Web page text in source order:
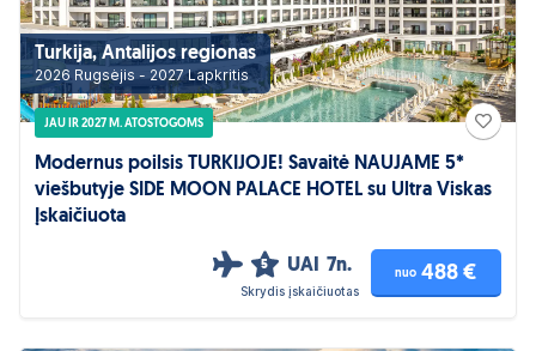
Turkija, Antalijos regionas
2026 Rugsėjis - 2027 Lapkritis
JAU IR 2027 M. ATOSTOGOMS
Modernus poilsis TURKIJOJE! Savaitė NAUJAME 5*
viešbutyje SIDE MOON PALACE HOTEL su Ultra Viskas
Įskaičiuota
5 UAI 7n.
Skrydis įskaičiuotas
nuo 488 €